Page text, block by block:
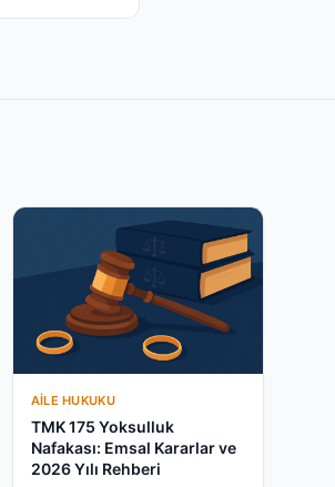
AILE HUKUKU
TMK 175 Yoksulluk
Nafakası: Emsal Kararlar ve
2026 Yılı Rehberi